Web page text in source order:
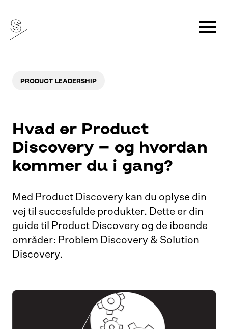
PRODUCT LEADERSHIP
Hvad er Product
Discovery – og hvordan
kommer du i gang?
Med Product Discovery kan du oplyse din
vej til succesfulde produkter. Dette er din
guide til Product Discovery og de iboende
områder: Problem Discovery & Solution
Discovery.